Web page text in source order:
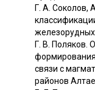
Г. А. Соколов,
Г. В. Поляков.
связи с
районов